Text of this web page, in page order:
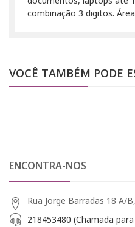
combinação 3 digitos.
VOCÊ TAMBÉM PODE
ENCONTRA-NOS
Rua Jorge Barradas 18 A/
218453480 (Chamada